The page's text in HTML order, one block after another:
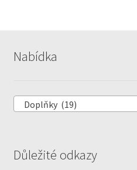
Nabídka
Doplňky (19)
Důležité odkazy